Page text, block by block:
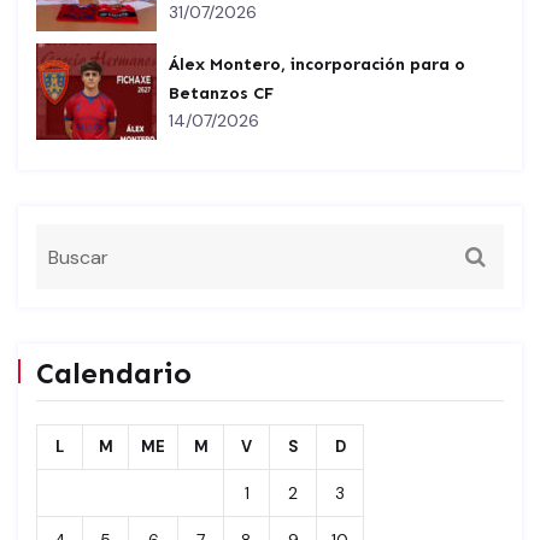
31/07/2026
Álex Montero, incorporación para o
Betanzos CF
14/07/2026
Calendario
L M ME M V S D
1 2 3